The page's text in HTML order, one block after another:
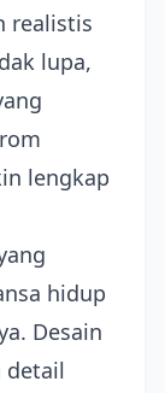
realistis
lupa,
lengkap
hidup
Desain
detail